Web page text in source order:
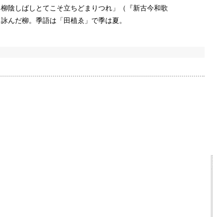
陰しばしとてこそ立ちどまりつれ」（『新古今和歌
だ柳。季語は「田植ゑ」で季は夏。